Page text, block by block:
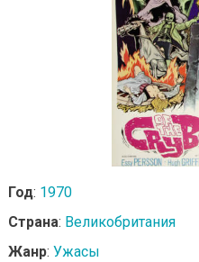
Год: 1970
Страна: Великобритания
Жанр: Ужасы